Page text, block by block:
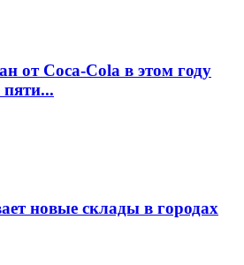
от Coca-Cola в этом году
новые склады в городах